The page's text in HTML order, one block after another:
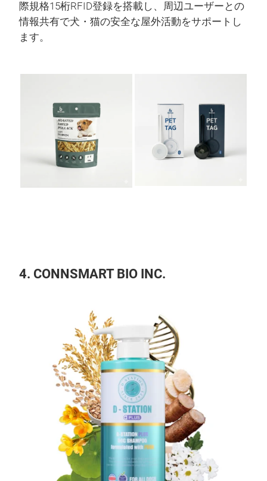
際規格15桁RFID登録を搭載し、周辺ユーザーとの
情報共有で犬・猫の安全な屋外活動をサポートし
ます。
4. CONNSMART BIO INC.